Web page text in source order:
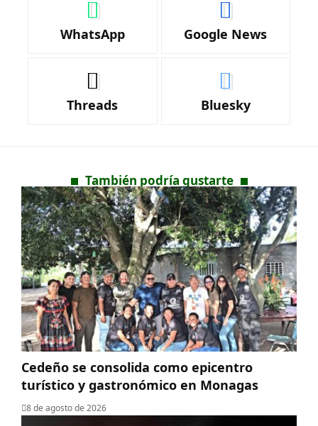
WhatsApp Google News
Threads Bluesky
También podría gustarte
Cedeño se consolida como epicentro
turístico y gastronómico en Monagas
8 de agosto de 2026